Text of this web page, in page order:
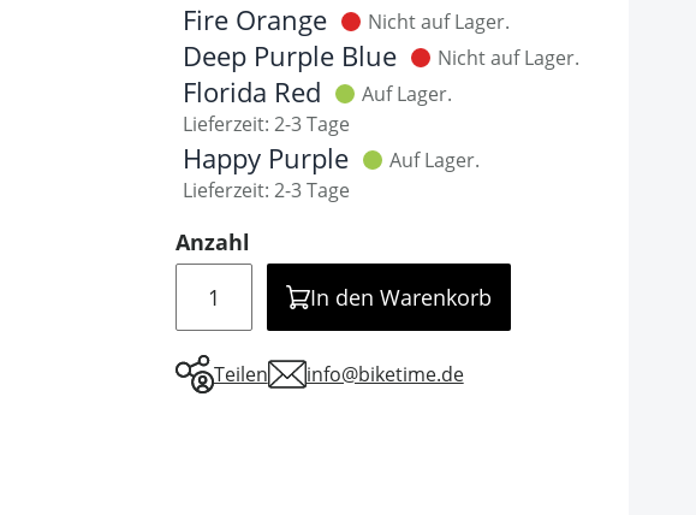
Fire Orange Nicht auf Lager.
Deep Purple Blue Nicht auf Lager.
Florida Red
Auf Lager.
Lieferzeit: 2-3 Tage
Happy Purple
Auf Lager.
Lieferzeit: 2-3 Tage
Anzahl
In den Warenkorb
Teilen info@biketime.de